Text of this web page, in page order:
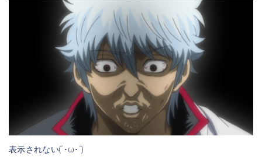
表示されない(´･ω･`)